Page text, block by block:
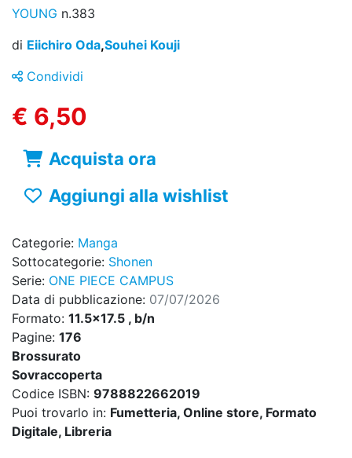
YOUNG n.383
di Eiichiro Oda,Souhei Kouji
Condividi
€ 6,50
Acquista ora
Aggiungi alla wishlist
Categorie: Manga
Sottocategorie: Shonen
Serie: ONE PIECE CAMPUS
Data di pubblicazione: 07/07/2026
Formato: 11.5x17.5 , b/n
Pagine: 176
Brossurato
Sovraccoperta
Codice ISBN: 9788822662019
Puoi trovarlo in: Fumetteria, Online store, Formato
Digitale, Libreria